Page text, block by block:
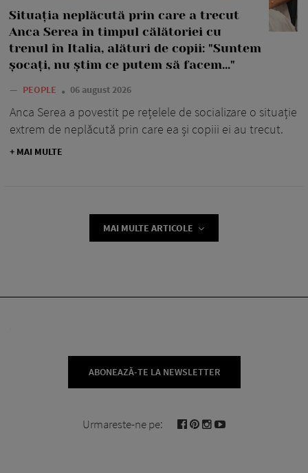
Situația neplăcută prin care a trecut
Anca Serea în timpul călătoriei cu
trenul în Italia, alături de copii: "Suntem
șocați, nu știm ce putem să facem..."
— PEOPLE 06 august 2026
Anca Serea a povestit pe rețelele de socializare o situație
extrem de neplăcută prin care ea și copiii ei au trecut.
+ MAI MULTE
MAI MULTE ARTICOLE
ABONEAZĂ-TE LA NEWSLETTER
Urmareste-ne pe: